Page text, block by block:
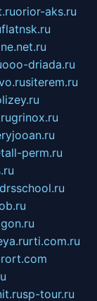
orior-aks.ru
flatnsk.ru
ooo-driada.ru
siterem.ru
grinox.ru
perm.ru
drsschool.ru
rti.com.ru
sp-tour.ru